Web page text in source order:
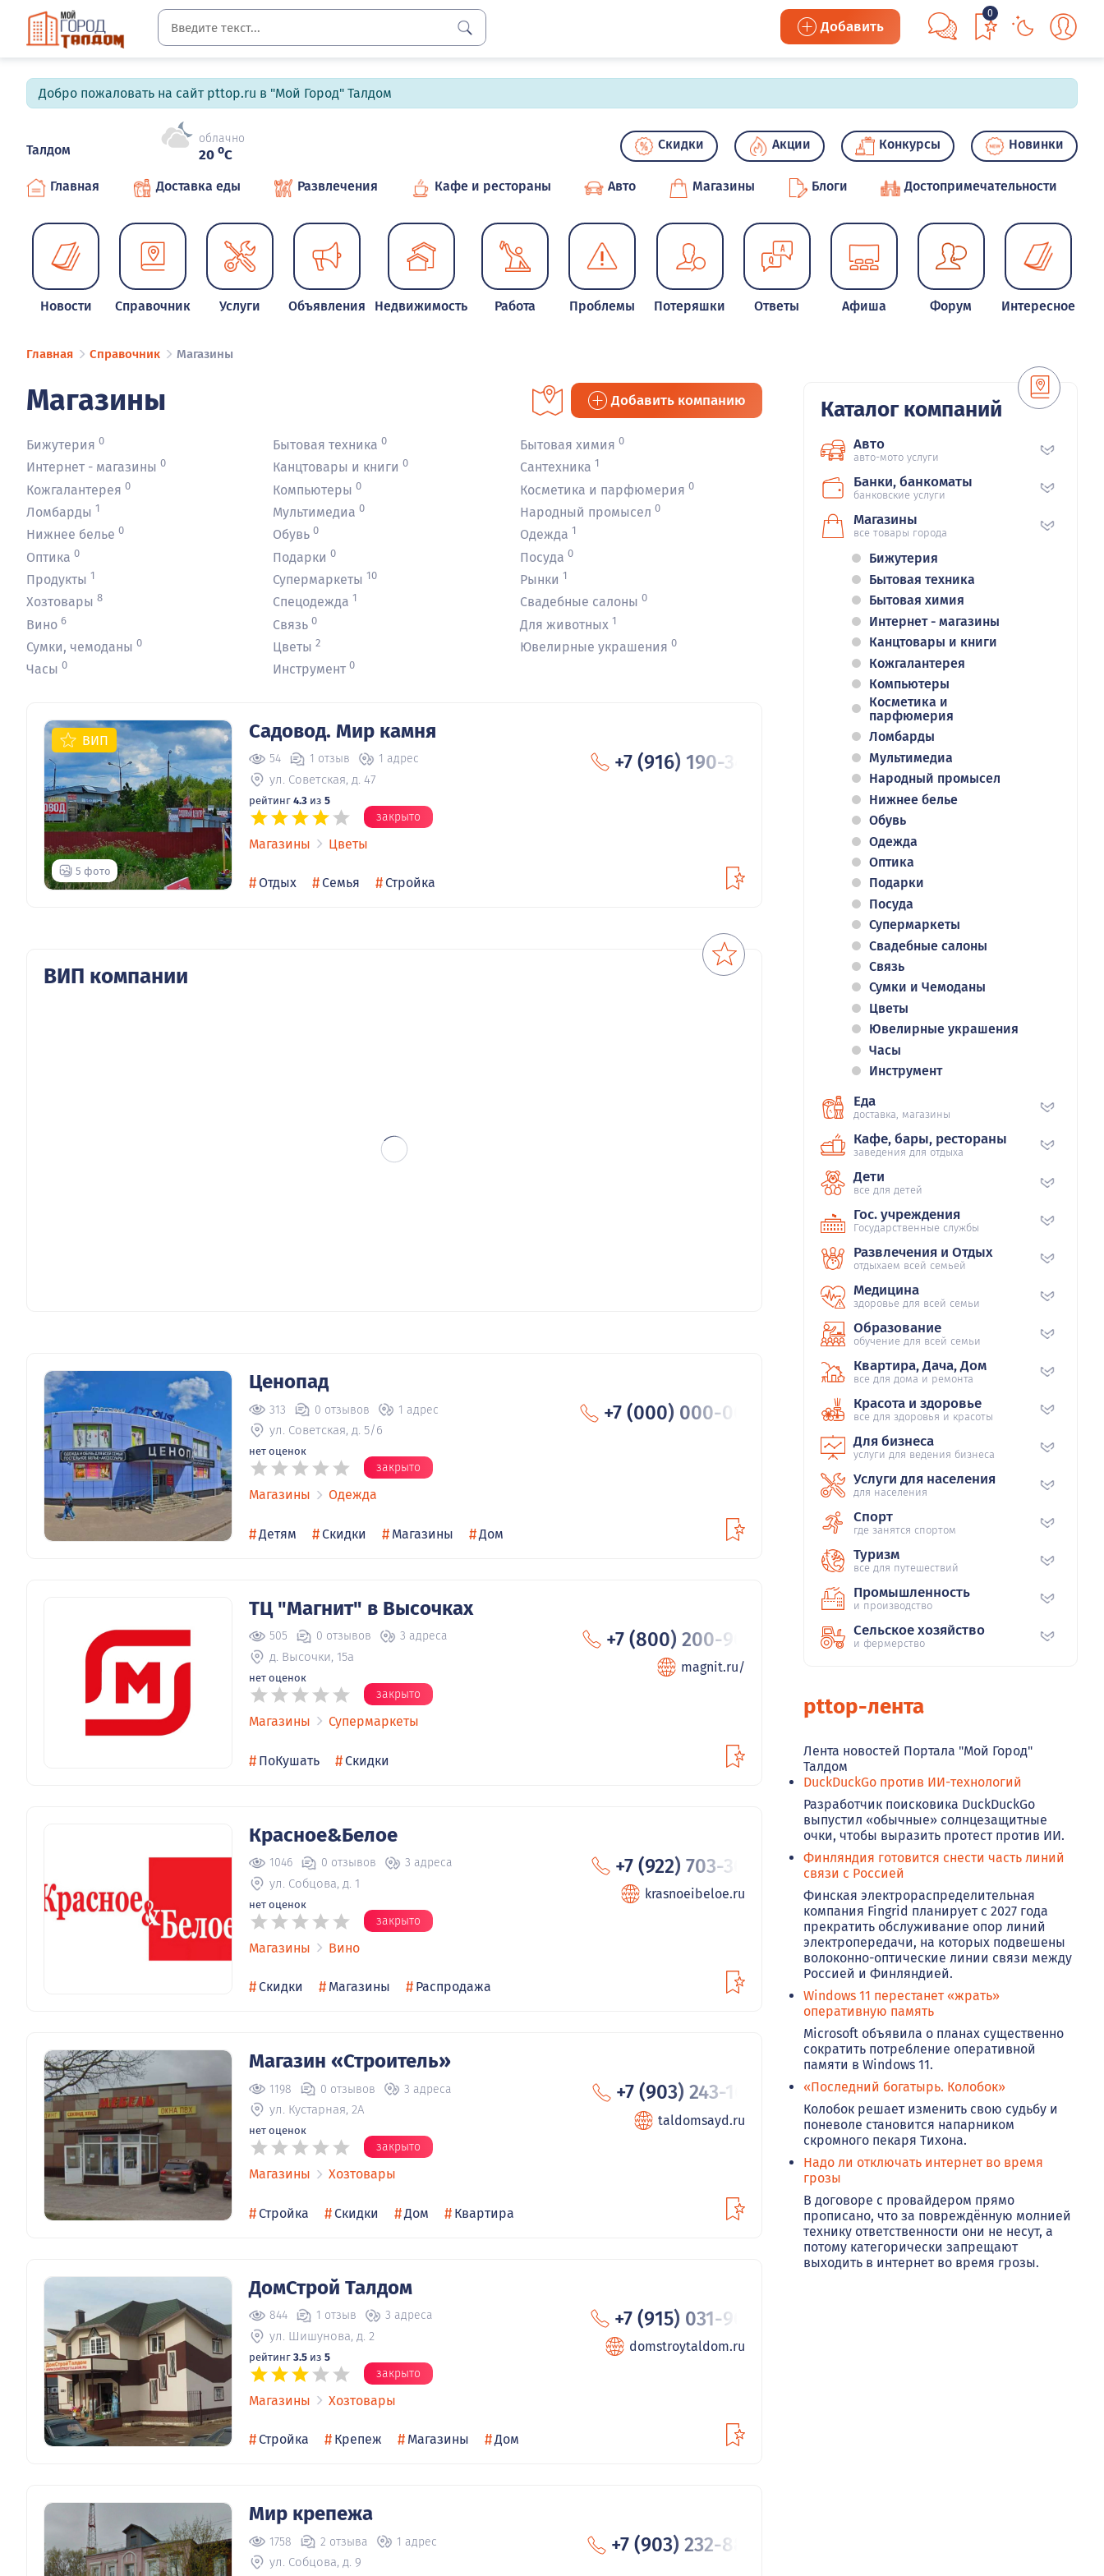
Добавить
0
Добро пожаловать на сайт pttop.ru в "Мой Город" Талдом
Талдом
облачно
20 oC
Скидки Акции Конкурсы Новинки
Главная Доставка еды Развлечения Кафе и рестораны Авто Магазины Блоги Достопримечательности
Новости Справочник Услуги Объявления Недвижимость Работа Проблемы Потеряшки Ответы Афиша Форум Интересное
Главная Справочник Магазины
Магазины Добавить компанию
Бижутерия 0 Бытовая техника 0 Бытовая химия 0
Интернет - магазины 0 Канцтовары и книги 0 Сантехника 1
Кожгалантерея 0 Компьютеры 0 Косметика и парфюмерия 0
Ломбарды 1 Мультимедиа 0 Народный промысел 0
Нижнее белье 0 Обувь 0 Одежда 1
Оптика 0 Подарки 0 Посуда 0
Продукты 1 Супермаркеты 10 Рынки 1
Хозтовары 8 Спецодежда 1 Свадебные салоны 0
Вино 6 Связь 0 Для животных 1
Сумки, чемоданы 0 Цветы 2 Ювелирные украшения 0
Часы 0 Инструмент 0
ВИП
5 фото
Садовод. Мир камня
54 1 отзыв 1 адрес
ул. Советская, д. 47
рейтинг4.3 из 5
закрыто
+7 (916) 190-34
Магазины Цветы
# Отдых # Семья # Стройка
ВИП компании
Ценопад
313 0 отзывов 1 адрес
ул. Советская, д. 5/6
нет оценок
закрыто
+7 (000) 000-00
Магазины Одежда
#Детям # Скидки # Магазины #Дом
ТЦ "Магнит" в Высочках
505 0 отзывов 3 адреса
д. Высочки, 15а
нет оценок
закрыто
+7 (800) 200-90
magnit.ru/
Магазины Супермаркеты
# ПоКушать # Скидки
Красное&Белое
1046 0 отзывов 3 адреса
ул. Собцова, д. 1
нет оценок
закрыто
+7 (922) 703-30
krasnoeibeloe.ru
Магазины Вино
# Скидки # Магазины # Распродажа
Магазин «Строитель»
1198 0 отзывов 3 адреса
ул. Кустарная, 2А
нет оценок
закрыто
+7 (903) 243-16
taldomsayd.ru
Магазины Хозтовары
# Стройка # Скидки #Дом # Квартира
ДомСтрой Талдом
844 1 отзыв 3 адреса
ул. Шишунова, д. 2
рейтинг3.5 из 5
закрыто
+7 (915) 031-90
domstroytaldom.ru
Магазины Хозтовары
# Стройка # Крепеж # Магазины #Дом
Мир крепежа
1758 2 отзыва 1 адрес
ул. Собцова, д. 9
+7 (903) 232-88
Каталог компаний
Авто
авто-мото услуги
Банки, банкоматы
банковские услуги
Магазины
все товары города
Бижутерия
Бытовая техника
Бытовая химия
Интернет - магазины
Канцтовары и книги
Кожгалантерея
Компьютеры
Косметика и
парфюмерия
Ломбарды
Мультимедиа
Народный промысел
Нижнее белье
Обувь
Одежда
Оптика
Подарки
Посуда
Супермаркеты
Свадебные салоны
Связь
Сумки и Чемоданы
Цветы
Ювелирные украшения
Часы
Инструмент
Еда
доставка, магазины
Кафе, бары, рестораны
заведения для отдыха
Дети
все для детей
Гос. учреждения
Государственные службы
Развлечения и Отдых
отдыхаем всей семьей
Медицина
здоровье для всей семьи
Образование
обучение для всей семьи
Квартира, Дача, Дом
все для дома и ремонта
Красота и здоровье
все для здоровья и красоты
Для бизнеса
услуги для ведения бизнеса
Услуги для населения
для населения
Спорт
где занятся спортом
Туризм
все для путешествий
Промышленность
и производство
Сельское хозяйство
и фермерство
pttop-лента
Лента новостей Портала "Мой Город"
Талдом
DuckDuckGo против ИИ-технологий
Разработчик поисковика DuckDuckGo
выпустил «обычные» солнцезащитные
очки, чтобы выразить протест против ИИ.
Финляндия готовится снести часть линий
связи с Россией
Финская электрораспределительная
компания Fingrid планирует с 2027 года
прекратить обслуживание опор линий
электропередачи, на которых подвешены
волоконно-оптические линии связи между
Россией и Финляндией.
Windows 11 перестанет «жрать»
оперативную память
Microsoft объявила о планах существенно
сократить потребление оперативной
памяти в Windows 11.
«Последний богатырь. Колобок»
Колобок решает изменить свою судьбу и
поневоле становится напарником
скромного пекаря Тихона.
Надо ли отключать интернет во время
грозы
В договоре с провайдером прямо
прописано, что за повреждённую молнией
технику ответственности они не несут, а
потому категорически запрещают
выходить в интернет во время грозы.